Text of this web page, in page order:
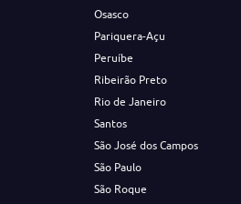
Osasco
Pariquera-Açu
Peruíbe
Ribeirão Preto
Rio de Janeiro
Santos
São José dos Campos
São Paulo
São Roque